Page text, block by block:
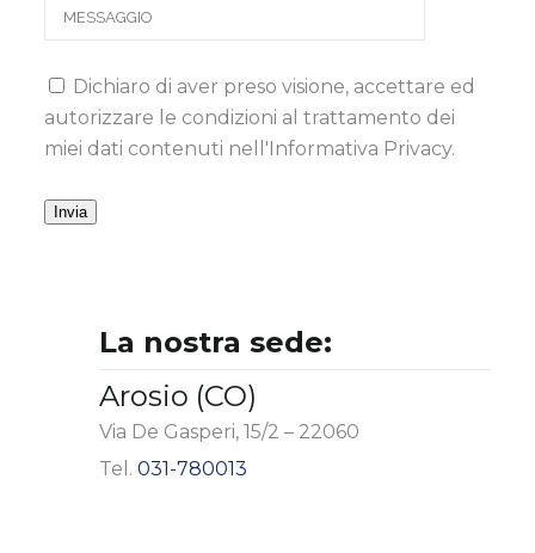
Dichiaro di aver preso visione, accettare ed
autorizzare le condizioni al trattamento dei
miei dati contenuti nell'Informativa Privacy.
La nostra sede:
Arosio (CO)
Via De Gasperi, 15/2 – 22060
Tel. 031-780013